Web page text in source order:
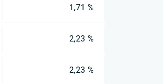
1,71 %
2,23 %
2,23 %